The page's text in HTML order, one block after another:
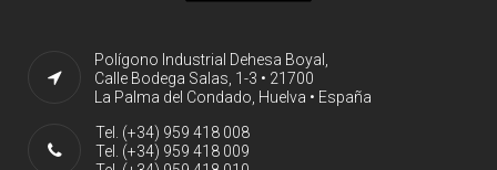
Polígono Industrial Dehesa Boyal,
Calle Bodega Salas, 1-3 • 21700
La Palma del Condado, Huelva • España
Tel. (+34) 959 418 008
Tel. (+34) 959 418 009